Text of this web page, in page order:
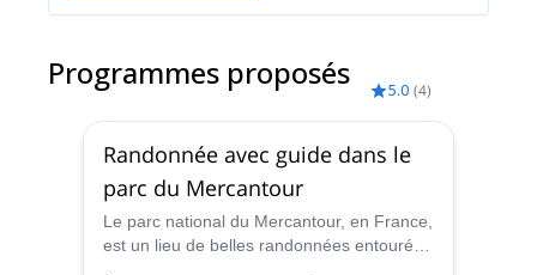
Programmes proposés 5.0 (4)
Randonnée avec guide dans le
parc du Mercantour
Le parc national du Mercantour, en France,
est un lieu de belles randonnées entouré